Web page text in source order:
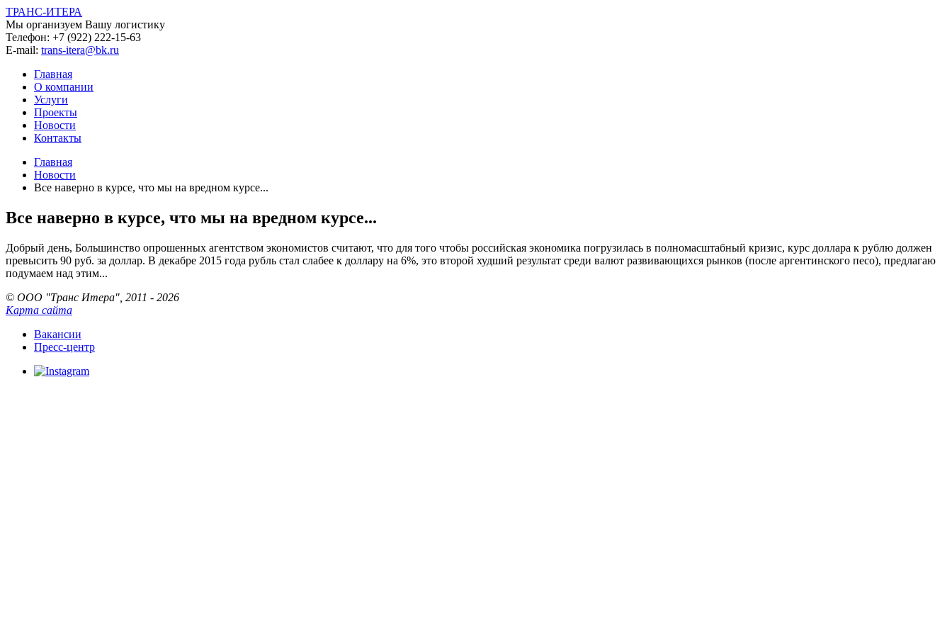
ТРАНС-ИТЕРА
Мы организуем Вашу логистику
Телефон: +7 (922) 222-15-63
E-mail: trans-itera@bk.ru
Главная
О компании
Услуги
Проекты
Новости
Контакты
Главная
Новости
Все наверно в курсе, что мы на вредном курсе...
Все наверно в курсе, что мы на вредном курсе...
Добрый день, Большинство опрошенных агентством экономистов считают, что для того чтобы российская экономика погрузилась в полномасштабный кризис, курс доллара к рублю должен
превысить 90 руб. за доллар. В декабре 2015 года рубль стал слабее к доллару на 6%, это второй худший результат среди валют развивающихся рынков (после аргентинского песо), предлагаю
подумаем над этим...
© ООО "Транс Итера", 2011 - 2026
Карта сайта
Вакансии
Пресс-центр